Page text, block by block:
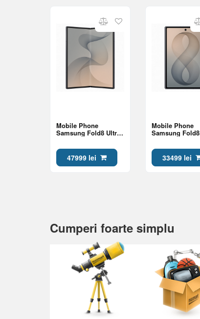
Mobile Phone
Samsung Fold8 Ultra
47999 lei
Mobile Phone
Samsung Fold8
33499 lei
Cumperi foarte simplu